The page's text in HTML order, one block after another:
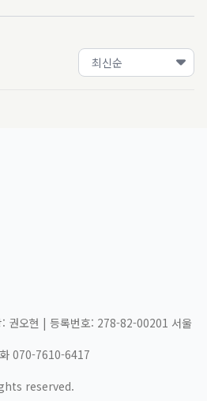
권오현 | 등록번호: 278-82-00201 서울
070-7610-6417
reserved.